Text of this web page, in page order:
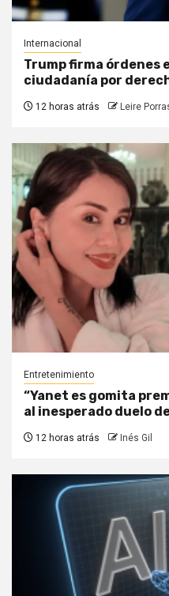
Internacional
Trump firma órdenes
ciudadanía por
12 horas atrás Leire
Entretenimiento
“Yanet es gomita
al inesperado duelo
12 horas atrás Inés Gil